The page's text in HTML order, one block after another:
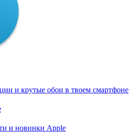
и крутые обои в твоем смартфоне
и новинки Apple